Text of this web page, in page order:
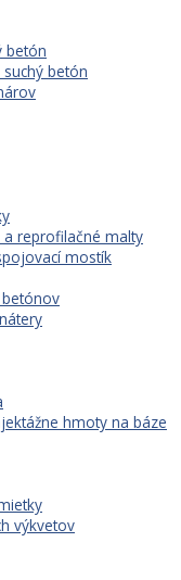
betón
betón
reprofilačné malty
mostík
hmoty na báze
výkvetov